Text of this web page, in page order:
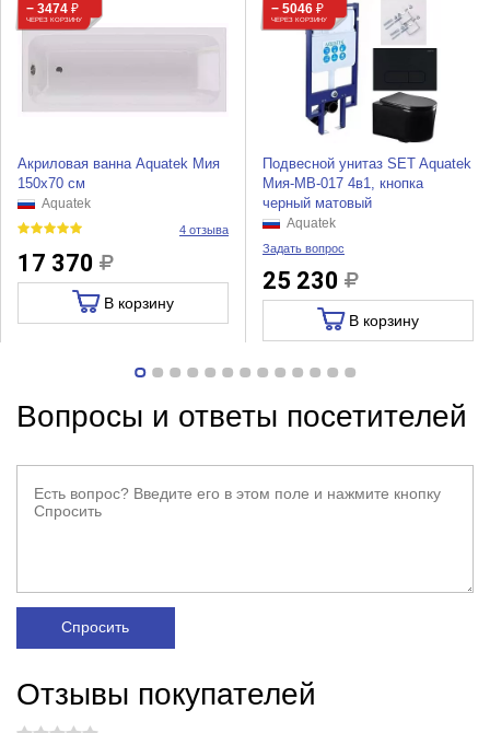
− 3474 ₽
ЧЕРЕЗ КОРЗИНУ
Акриловая ванна Aquatek Мия
150х70 см
Aquatek
4 отзыва
17 370
В корзину
− 5046 ₽
ЧЕРЕЗ КОРЗИНУ
Подвесной унитаз SET Aquatek
Мия-MB-017 4в1, кнопка
черный матовый
Aquatek
Задать вопрос
25 230
В корзину
Вопросы и ответы посетителей
Спросить
Отзывы покупателей